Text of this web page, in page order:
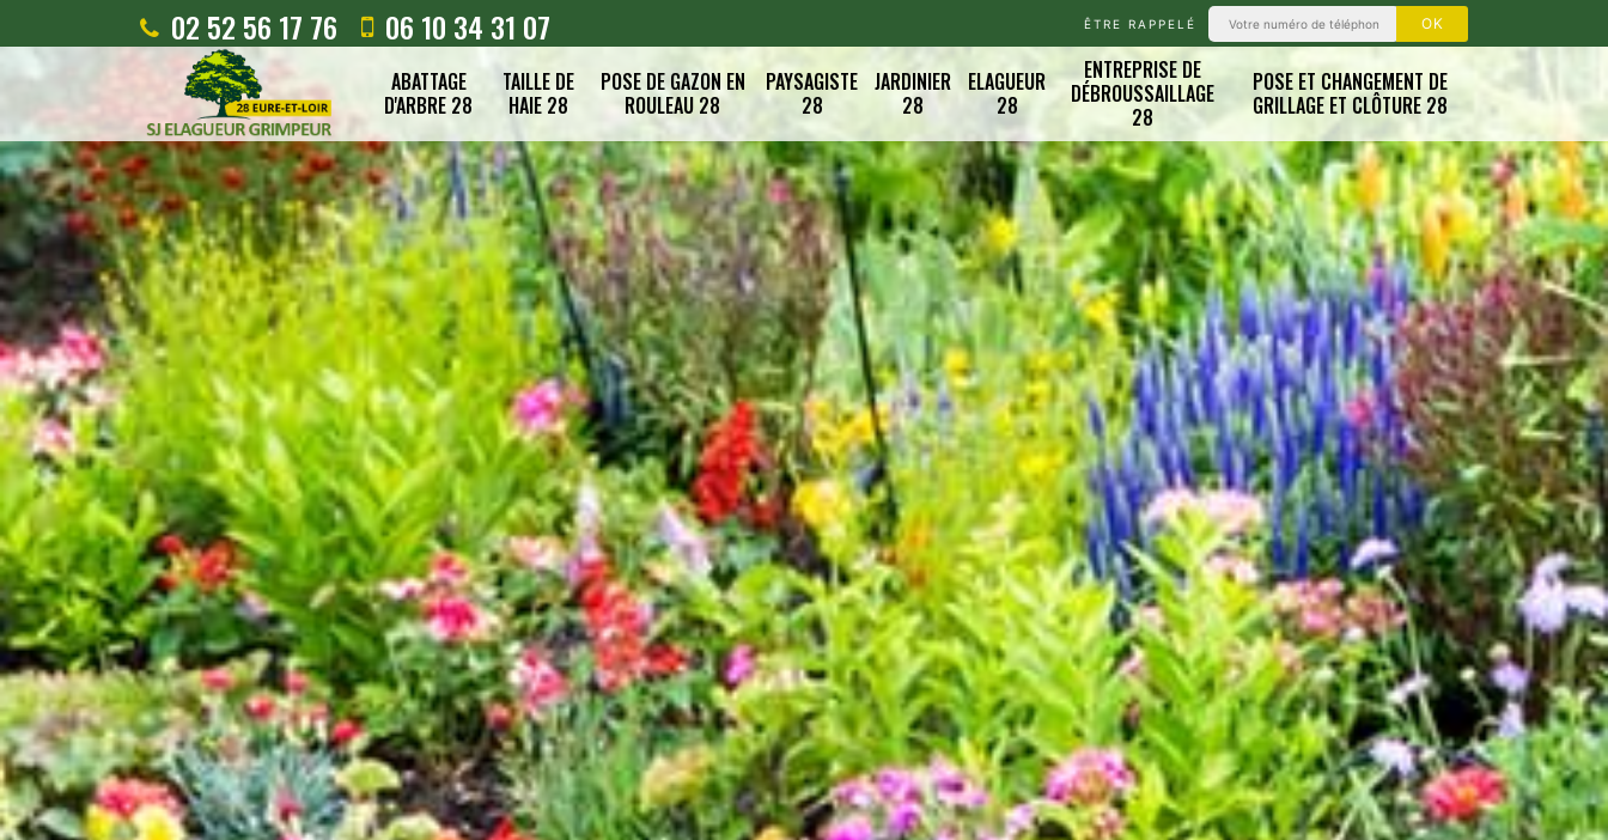
02 52 56 17 76 06 10 34 31 07 ÊTRE RAPPELÉ
ABATTAGE
D'ARBRE 28
TAILLE DE
HAIE 28
POSE DE GAZON EN
ROULEAU 28
PAYSAGISTE
28
JARDINIER
28
ELAGUEUR
28
ENTREPRISE DE
DÉBROUSSAILLAGE
28
POSE ET CHANGEMENT DE
GRILLAGE ET CLÔTURE 28